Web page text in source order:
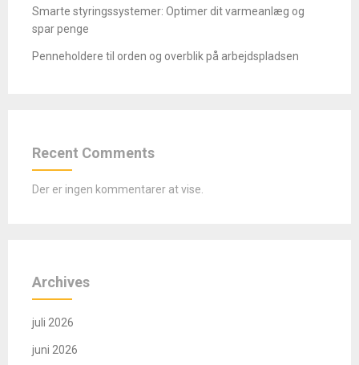
Smarte styringssystemer: Optimer dit varmeanlæg og
spar penge
Penneholdere til orden og overblik på arbejdspladsen
Recent Comments
Der er ingen kommentarer at vise.
Archives
juli 2026
juni 2026